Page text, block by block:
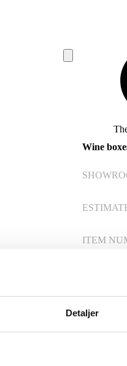
Detaljer
Wine
ITEM
Automatic